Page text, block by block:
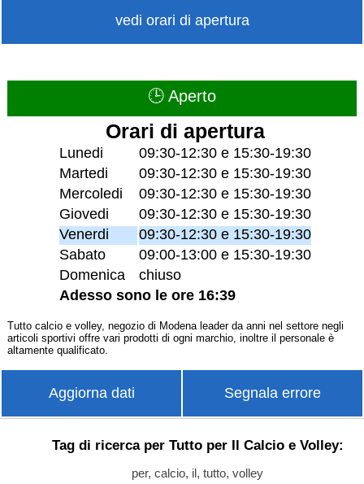
vedi orari di apertura
🕒 Aperto
Orari di apertura
Lunedi
09:30-12:30 e 15:30-19:30
Martedi
09:30-12:30 e 15:30-19:30
Mercoledi
09:30-12:30 e 15:30-19:30
Giovedi
09:30-12:30 e 15:30-19:30
Venerdi
09:30-12:30 e 15:30-19:30
Sabato
09:00-13:00 e 15:30-19:30
Domenica
chiuso
Adesso sono le ore 16:39
Tutto calcio e volley, negozio di Modena leader da anni nel settore negli
articoli sportivi offre vari prodotti di ogni marchio, inoltre il personale è
altamente qualificato.
Aggiorna dati Segnala errore
Tag di ricerca per Tutto per Il Calcio e Volley:
per, calcio, il, tutto, volley